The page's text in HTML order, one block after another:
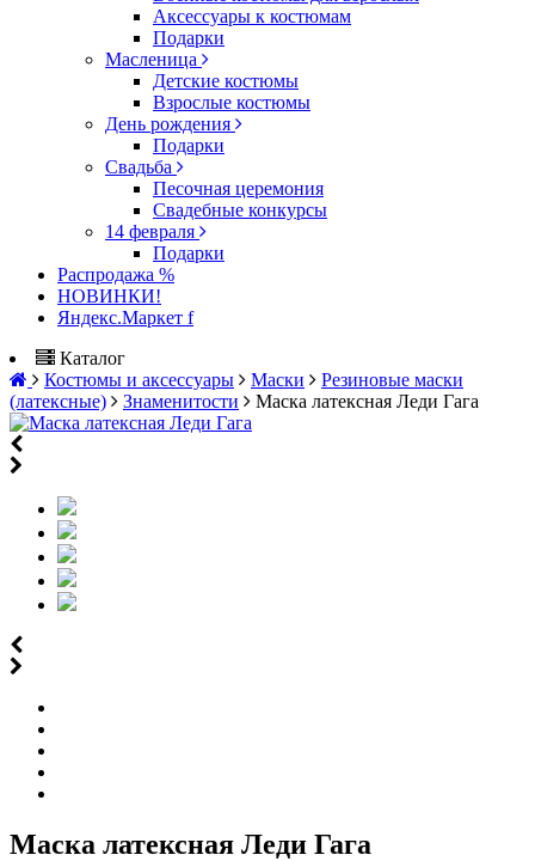
Аксессуары к костюмам
Подарки
Масленица
Детские костюмы
Взрослые костюмы
День рождения
Подарки
Свадьба
Песочная церемония
Свадебные конкурсы
14 февраля
Подарки
Распродажа %
НОВИНКИ!
Яндекс.Маркет f
Каталог
Костюмы и аксессуары
Маски
Резиновые маски
(латексные)
Знаменитости Маска латексная Леди Гага
Маска латексная Леди Гага